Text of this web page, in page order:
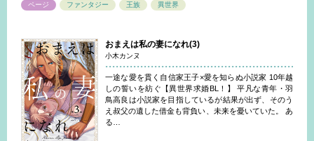
ページ ファンタジー 王族 異世界
おまえは私の妻になれ(3)
小木カンヌ
一途な愛を貫く自信家王子×愛を知らぬ小説家 10年越
しの誓いを紡ぐ【異世界求婚BL！】 平凡な青年・羽
鳥高良は小説家を目指しているが結果が出ず、そのう
え叔父の遺した借金も背負い、未来を憂いていた。 あ
る…